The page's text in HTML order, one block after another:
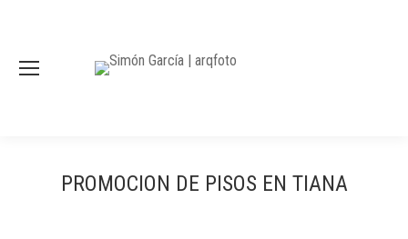
PROMOCION DE PISOS EN TIANA